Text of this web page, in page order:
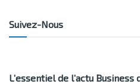
Suivez-Nous
L’essentiel de l’actu